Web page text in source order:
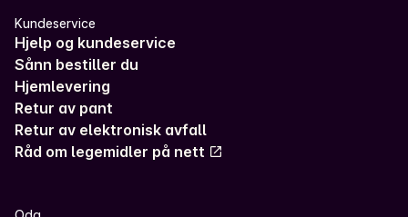
Kundeservice
Hjelp og kundeservice
Sånn bestiller du
Hjemlevering
Retur av pant
Retur av elektronisk avfall
Råd om legemidler på nett